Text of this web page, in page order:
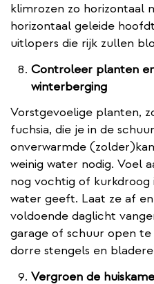
klimrozen zo horizontaal
horizontaal geleide
uitlopers die rijk zullen
Controleer planten
winterberging
Vorstgevoelige planten,
fuchsia, die je in de
onverwarmde
weinig water nodig. Voel
nog vochtig of
water geeft. Laat ze af
voldoende daglicht
garage of schuur open
dorre stengels en
Vergroen de